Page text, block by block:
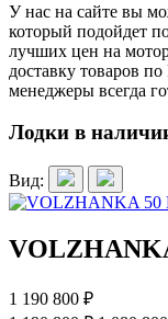
У нас на сайте вы
который подойдет
лучших цен на
доставку товаров
менеджеры всегда
Лодки в
Вид:
1 190 800 ₽